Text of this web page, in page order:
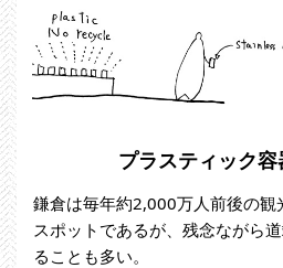
プラスティック
鎌倉は毎年約2,000万人前後の
スポットであるが、残念ながら
ることも多い。